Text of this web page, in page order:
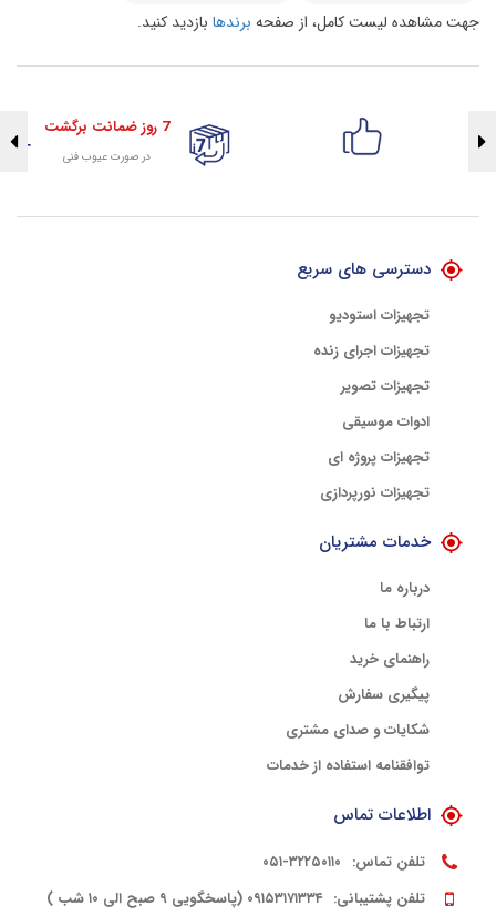
جهت مشاهده لیست کامل، از صفحه برندها بازدید کنید.
7 روز ضمانت برگشت
در صورت عیوب فنی
دسترسی های سریع
تجهیزات استودیو
تجهیزات اجرای زنده
تجهیزات تصویر
ادوات موسیقی
تجهیزات پروژه ای
تجهیزات نورپردازی
خدمات مشتریان
درباره ما
ارتباط با ما
راهنمای خرید
پیگیری سفارش
شکایات و صدای مشتری
توافقنامه استفاده از خدمات
اطلاعات تماس
تلفن تماس: ۳۲۲۵۰۱۱۰-۰۵۱
تلفن پشتیبانی: ۰۹۱۵۳۱۷۱۳۳۴ (پاسخگویی ۹ صبح الی ۱۰ شب )